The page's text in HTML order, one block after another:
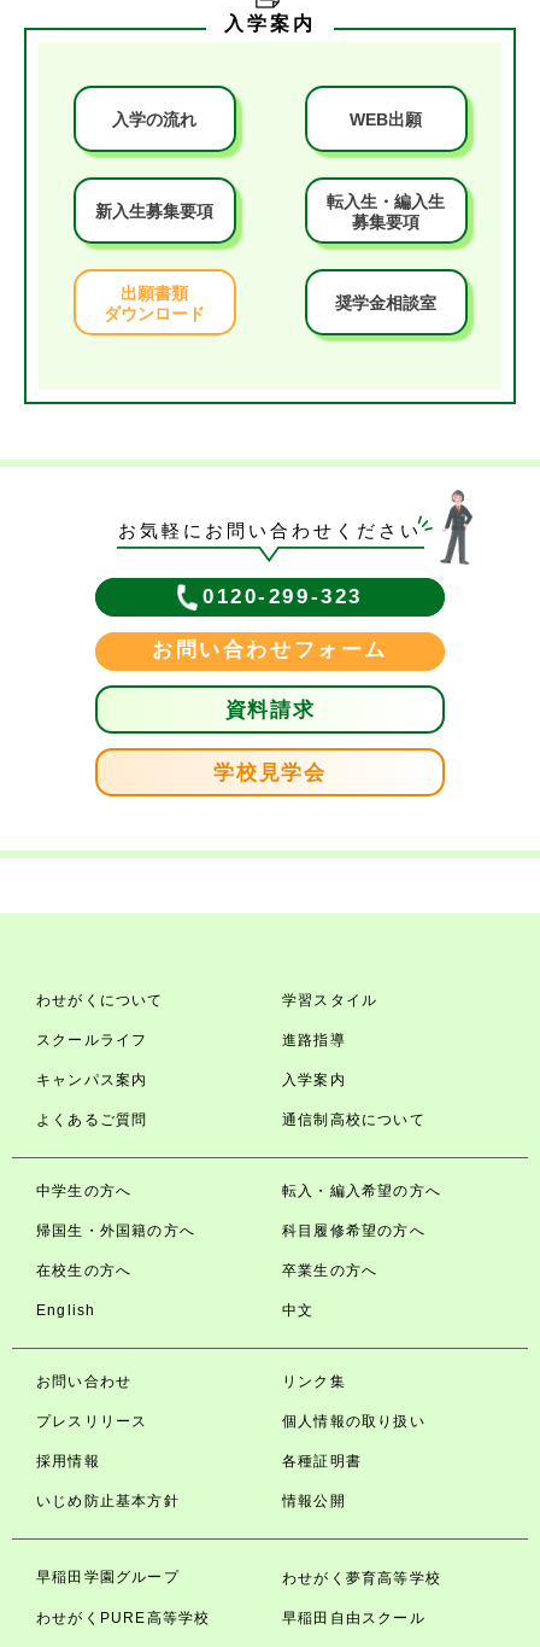
入学案内
入学の流れ WEB出願
新入生募集要項
転入生・編入生
募集要項
出願書類
ダウンロード
奨学金相談室
お気軽にお問い合わせください
0120-299-323
お問い合わせフォーム
資料請求
学校見学会
わせがくについて 学習スタイル
スクールライフ 進路指導
キャンパス案内 入学案内
よくあるご質問 通信制高校について
中学生の方へ 転入・編入希望の方へ
帰国生・外国籍の方へ 科目履修希望の方へ
在校生の方へ 卒業生の方へ
English 中文
お問い合わせ リンク集
プレスリリース 個人情報の取り扱い
採用情報 各種証明書
いじめ防止基本方針 情報公開
早稲田学園グループ わせがく夢育高等学校
わせがくPURE高等学校 早稲田自由スクール